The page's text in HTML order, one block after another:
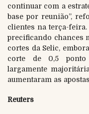
continuar com a
base por reunião”,
clientes na terça-
precificando chances
cortes da Selic,
corte de 0,5 ponto
largamente
aumentaram as
Reuters